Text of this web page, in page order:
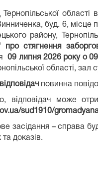
області
буд. 6,
району,
стягнення
09 липня 2026 року о
області, зал
відповідач повинна
відповідач може
sud1910/
– справа
та доказів.